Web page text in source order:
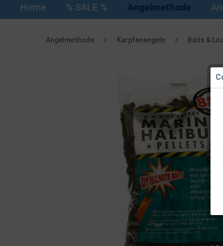
Home % SALE % Angelmethode
Angelmethode Karpfenangeln Baits &